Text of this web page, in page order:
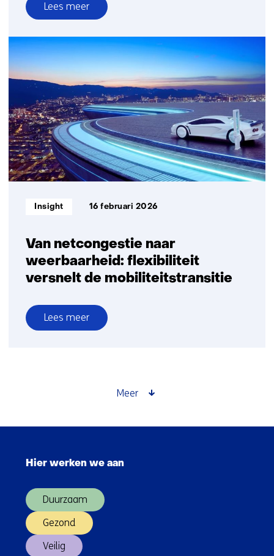
Lees meer
over
Betrouwbare
monitoring
van
de
batterijconditie
voor
transparante
batterijpaspoorten
Van netcongestie naar
weerbaarheid: flexibiliteit
versnelt de mobiliteitstransitie
Informatietype:
Insight 16 februari 2026
Lees meer
over
Meer
Hier werken we aan
Duurzaam
Gezond
Veilig